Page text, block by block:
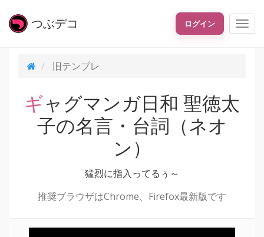
つぶデコ ログイン
旧テンプレ
ギャグマンガ日和 聖徳太
子の名言・台詞（ネオ
ン）
猛烈に指入ってるぅ～
推奨ブラウザはChrome、Firefox最新版です